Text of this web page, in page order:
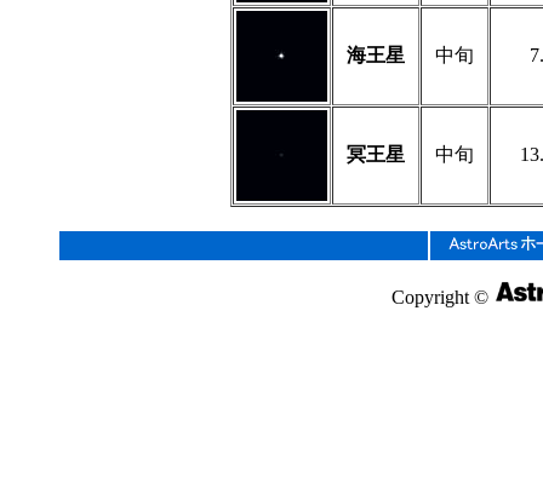
海王星 中旬
冥王星 中旬
Copyright ©